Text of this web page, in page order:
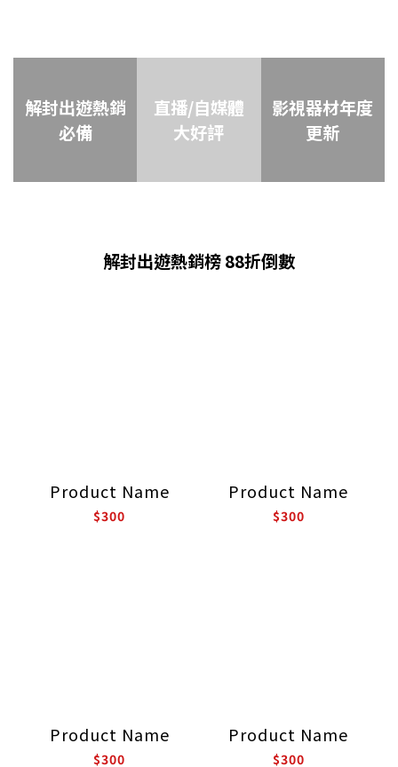
解封出遊熱銷
必備
直播/自媒體
大好評
影視器材年度
更新
解封出遊熱銷榜 88折倒數
Product Name
$300
Product Name
$300
Product Name
$300
Product Name
$300